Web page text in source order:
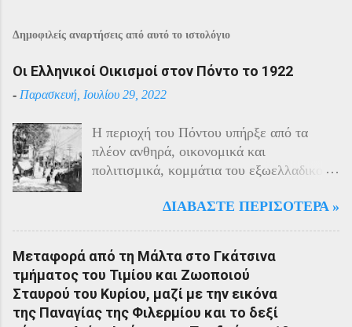
Δημοφιλείς αναρτήσεις από αυτό το ιστολόγιο
Οι Ελληνικοί Οικισμοί στον Πόντο το 1922
- Παρασκευή, Ιουλίου 29, 2022
Η περιοχή του Πόντου υπήρξε από τα
πλέον ανθηρά, οικονομικά και
πολιτισμικά, κομμάτια του εξωελλαδικού
40% του πληθυσμού της περιοχής και μαζί
του Πόντου είχε και αυτός στη διάρκεια
του πολέμου την ίδια τύχη με τον
υπόλοιπο μικρασιατικό πληθυσμό. Με την
είσοδο της Τουρκίας στον πόλεμο
ΔΙΑΒΆΣΤΕ ΠΕΡΙΣΌΤΕΡΑ »
Μεταφορά από τη Μάλτα στο Γκάτσινα
τμήματος του Τιμίου και Ζωοποιού
Σταυρού του Κυρίου, μαζί με την εικόνα
της Παναγίας της Φιλερμίου και το δεξί